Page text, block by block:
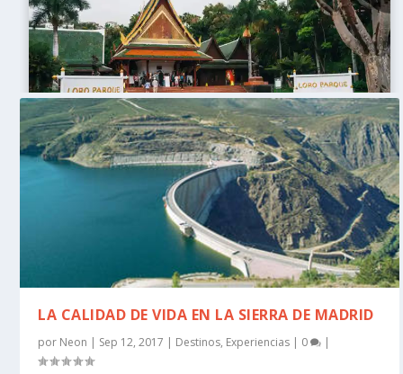
LA CALIDAD DE VIDA EN LA SIERRA DE MADRID
por Neon | Sep 12, 2017 | Destinos, Experiencias | 0 |